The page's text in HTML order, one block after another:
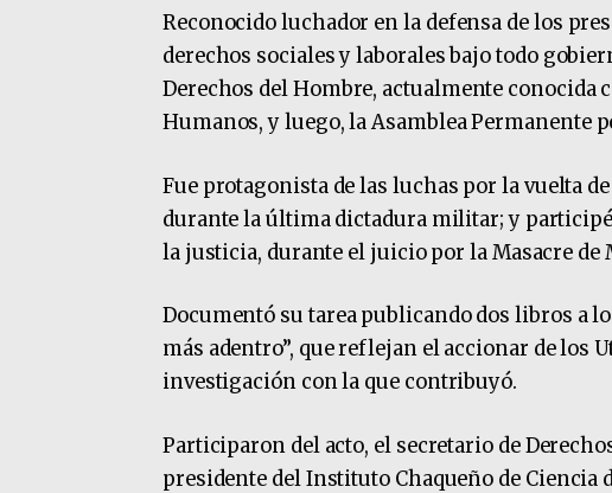
Reconocido luchador en la defensa de los
derechos sociales y laborales bajo todo
Derechos del Hombre, actualmente conocida
Humanos, y luego, la Asamblea Permanente
Fue protagonista de las luchas por la vuelta
durante la última dictadura militar; y
la justicia, durante el juicio por la Masacre de
Documentó su tarea publicando dos libros a lo
más adentro”, que reflejan el accionar de los
investigación con la que contribuyó.
Participaron del acto, el secretario de
presidente del Instituto Chaqueño de Ciencia